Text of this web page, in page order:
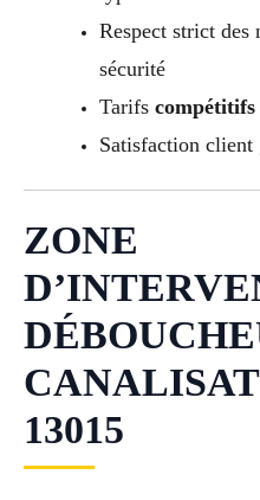
Respect strict des
sécurité
Tarifs
Satisfaction client
ZONE
13015